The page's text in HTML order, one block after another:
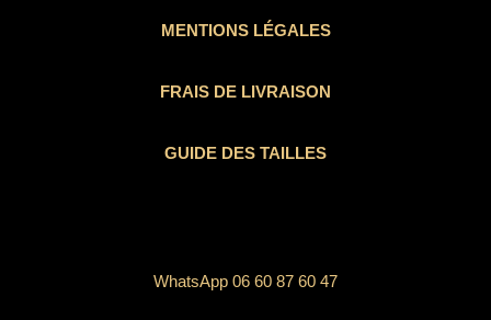
MENTIONS LÉGALES
FRAIS DE LIVRAISON
GUIDE DES TAILLES
WhatsApp 06 60 87 60 47